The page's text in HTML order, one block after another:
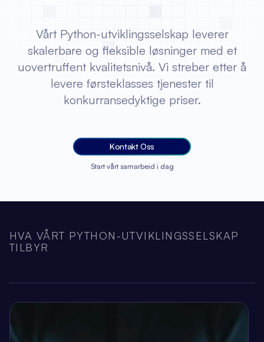
Vårt Python-utviklingsselskap leverer
skalerbare og fleksible løsninger med et
uovertruffent kvalitetsnivå. Vi streber etter å
levere førsteklasses tjenester til
konkurransedyktige priser.
Kontakt Oss
Start vårt samarbeid i dag
HVA VÅRT PYTHON-UTVIKLINGSSELSKAP
TILBYR